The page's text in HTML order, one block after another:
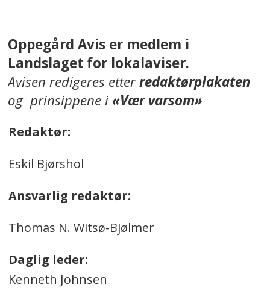
Oppegård Avis er medlem i
Landslaget for lokalaviser.
Avisen redigeres etterredaktørplakaten
og prinsippene i«Vær varsom»
Redaktør:
Eskil Bjørshol
Ansvarlig redaktør:
Thomas N. Witsø-Bjølmer
Daglig leder:
Kenneth Johnsen